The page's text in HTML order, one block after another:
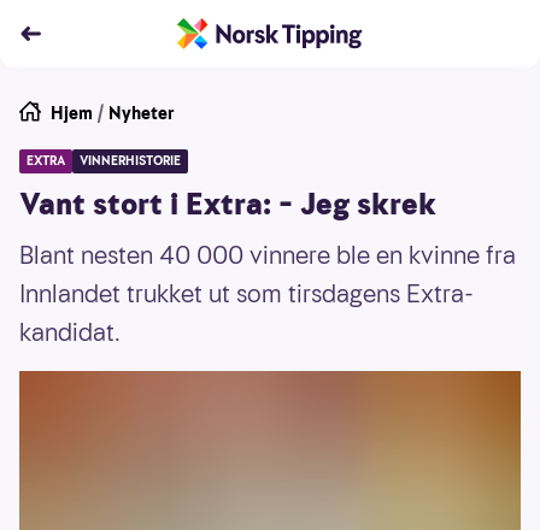
Hjem / Nyheter
EXTRA VINNERHISTORIE
Vant stort i Extra: – Jeg skrek
Blant nesten 40 000 vinnere ble en kvinne fra
Innlandet trukket ut som tirsdagens Extra-
kandidat.